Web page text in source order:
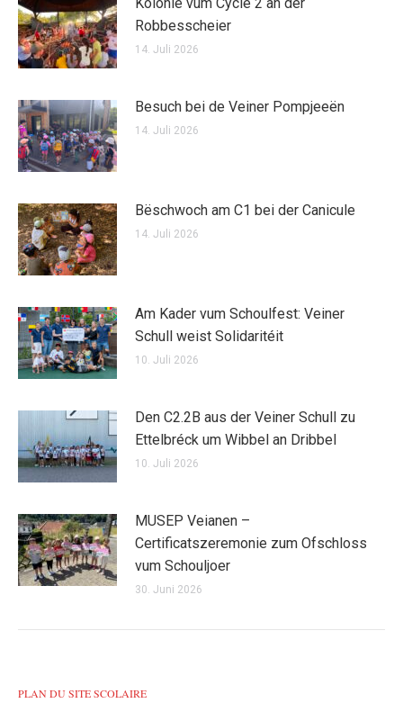
Robbesscheier
14. Juli 2026
Besuch bei de Veiner Pompjeeën
14. Juli 2026
Bëschwoch am C1 bei der Canicule
14. Juli 2026
Am Kader vum Schoulfest: Veiner
Schull weist Solidaritéit
10. Juli 2026
Den C2.2B aus der Veiner Schull zu
Ettelbréck um Wibbel an Dribbel
10. Juli 2026
MUSEP Veianen –
Certificatszeremonie zum Ofschloss
vum Schouljoer
30. Juni 2026
PLAN DU SITE SCOLAIRE